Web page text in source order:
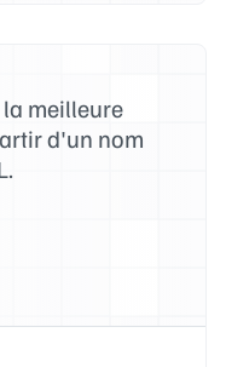
meilleure
d'un nom